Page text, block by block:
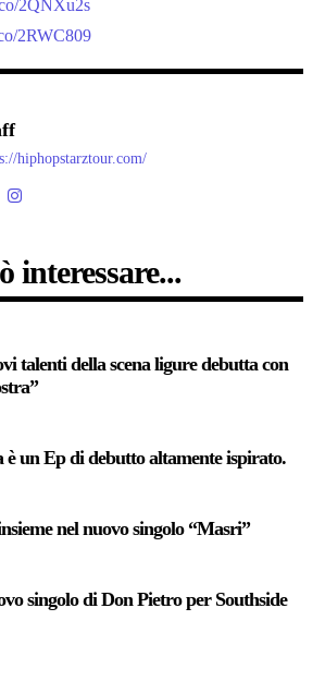
2QNXu2s
2RWC809
hiphopstarztour.com/
interessare...
talenti della scena ligure debutta con
è un Ep di debutto altamente ispirato.
nel nuovo singolo “Masri”
singolo di Don Pietro per Southside